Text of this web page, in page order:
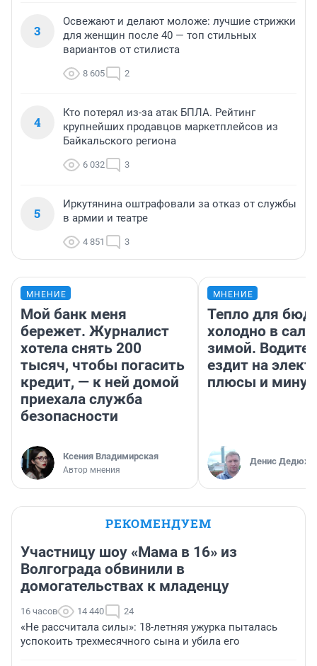
3
Освежают и делают моложе: лучшие стрижки
для женщин после 40 — топ стильных
вариантов от стилиста
8 605 2
4
Кто потерял из-за атак БПЛА. Рейтинг
крупнейших продавцов маркетплейсов из
Байкальского региона
6 032 3
5
Иркутянина оштрафовали за отказ от службы
в армии и театре
4 851 3
МНЕНИЕ
Мой банк меня
бережет. Журналист
хотела снять 200
тысяч, чтобы погасить
кредит, — к ней домой
приехала служба
безопасности
Ксения Владимирская
Автор мнения
МНЕНИЕ
Тепло для
холодно в
зимой.
ездит на
плюсы и
Денис
РЕКОМЕНДУЕМ
Участницу шоу «Мама в 16» из
Волгограда обвинили в
домогательствах к младенцу
16 часов 14 440 24
«Не рассчитала силы»: 18-летняя ужурка пыталась
успокоить трехмесячного сына и убила его